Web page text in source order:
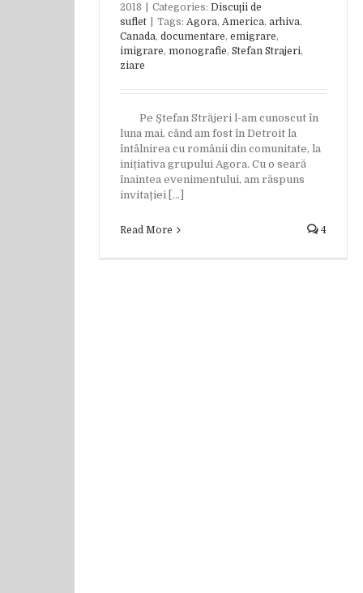
2018
Categories: Discuţii de
suflet
Tags: Agora, America, arhiva,
Canada, documentare, emigrare,
imigrare, monografie, Stefan Strajeri,
ziare
Pe Ștefan Străjeri l-am cunoscut în
luna mai, când am fost în Detroit la
întâlnirea cu românii din comunitate, la
inițiativa grupului Agora. Cu o seară
înaintea evenimentului, am răspuns
invitației [...]
Read More 4